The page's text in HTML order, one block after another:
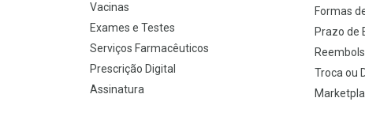
Vacinas
Exames e Testes
Serviços Farmacêuticos
Prescrição Digital
Assinatura
Formas
Prazo de
Troca ou